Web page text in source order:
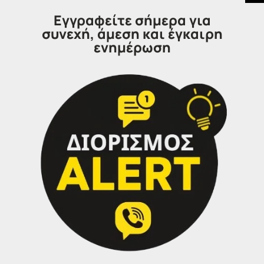
Τα Γραφεία IDEA αναλαμβάνουν, κατόπιν
ραντεβού αλλά και εξ’αποστάσεως την επιτυχή
συμπλήρωση και ηλεκτρονική υποβολή της
αίτησης σας.
Επικοινωνήστε μαζί μας
Εγγραφείτε σήμερα για
συνεχή, άμεση και έγκαιρη
ενημέρωση